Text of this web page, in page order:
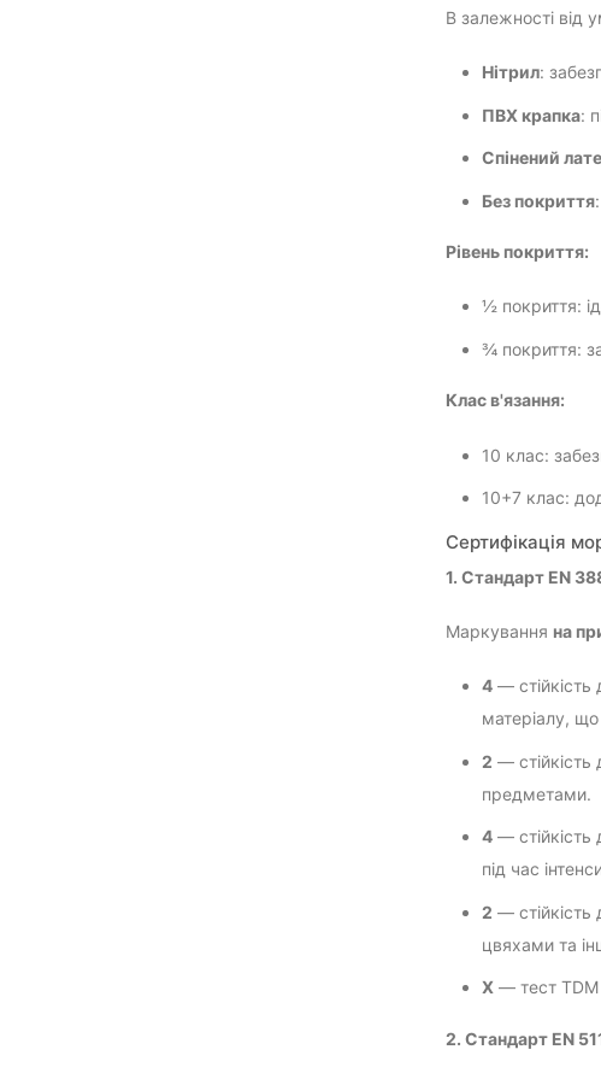
В залежності від
Нітрил:
ПВХ крапка:
Спінений
Без покриття
Рівень покриття:
½ покриття:
¾ покриття:
Клас в'язання:
10 клас:
10+7 клас:
Сертифікація
1. Стандарт EN
Маркування на
4— стійкість
матеріалу,
2 — стійкість
предметами.
4— стійкість
під час
2 —
цвяхами та
X — тест TDM
2. Стандарт EN